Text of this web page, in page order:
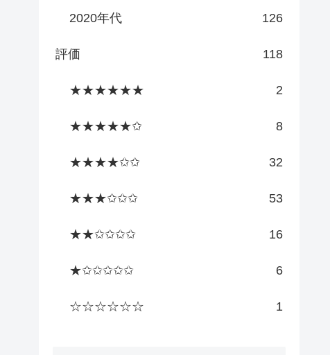
2020年代 126
評価 118
★★★★★★ 2
★★★★★✩ 8
★★★★✩✩ 32
★★★✩✩✩ 53
★★✩✩✩✩ 16
★✩✩✩✩✩ 6
☆☆☆☆☆☆ 1